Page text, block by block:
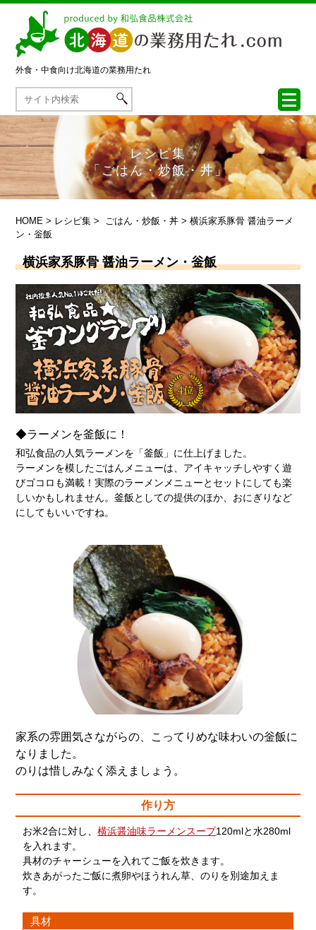
外食・中食向け北海道の業務用たれ
レシピ集
「ごはん・炒飯・丼」
HOME > レシピ集 > ごはん・炒飯・丼 > 横浜家系豚骨 醤油ラーメ
ン・釡飯
横浜家系豚骨 醤油ラーメン・釡飯
◆ラーメンを釜飯に！
和弘食品の人気ラーメンを「釜飯」に仕上げました。
ラーメンを模したごはんメニューは、アイキャッチしやすく遊
びゴコロも満載！実際のラーメンメニューとセットにしても楽
しいかもしれません。釜飯としての提供のほか、おにぎりなど
にしてもいいですね。
家系の雰囲気さながらの、こってりめな味わいの釡飯に
なりました。
のりは惜しみなく添えましょう。
作り方
お米2合に対し、横浜醤油味ラーメンスープ120mlと水280ml
を入れます。
具材のチャーシューを入れてご飯を炊きます。
炊きあがったご飯に煮卵やほうれん草、のりを別途加えま
す。
具材